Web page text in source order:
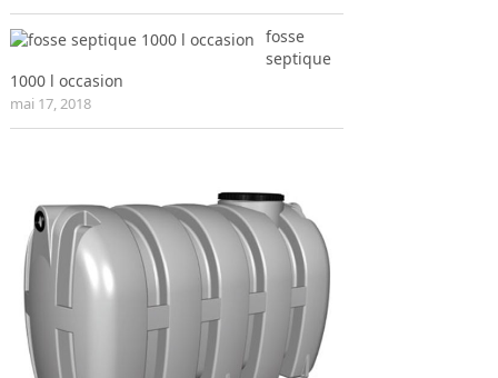
fosse
septique
1000 l occasion
mai 17, 2018